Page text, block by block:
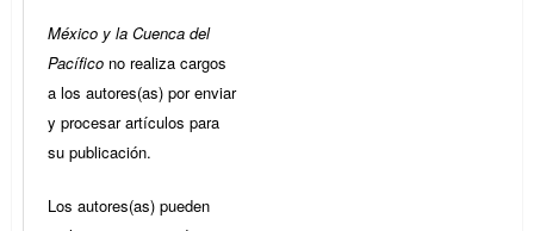
México y la Cuenca del
Pacífico no realiza cargos
a los autores(as) por enviar
y procesar artículos para
su publicación.
Los autores(as) pueden